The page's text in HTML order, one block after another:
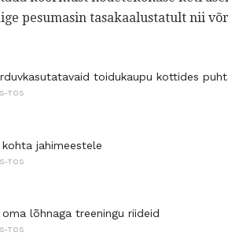
pesumasin tasakaalustatult nii
toidukaupu kottides
TOS
jahimeestele
TOS
lõhnaga treeningu riideid
TOS